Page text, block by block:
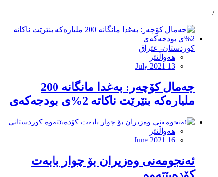
/
کوردستان- عێراق
هەواڵنێر
July 2021 13
جه‌مال كۆچه‌ر: به‌غدا مانگانه‌ 200
ملیاره‌كه‌ بنێرێت ناكاته‌ 2%ى بودجه‌كه‌ى
کوردستانی
هەواڵنێر
June 2021 16
ئه‌نجومه‌نى وه‌زیران بۆ چوار بابه‌ت
كۆده‌بێته‌وه‌